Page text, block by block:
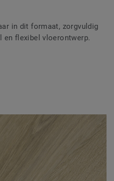
in dit formaat, zorgvuldig
en flexibel vloerontwerp.